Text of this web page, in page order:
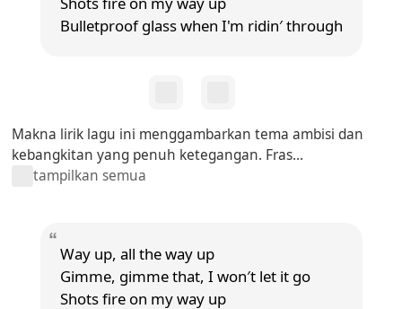
Bulletproof glass when I'm ridin′ through
Makna lirik lagu ini menggambarkan tema ambisi dan
kebangkitan yang penuh ketegangan. Fras...
tampilkan semua
Way up, all the way up
Gimme, gimme that, I won′t let it go
Shots fire on my way up